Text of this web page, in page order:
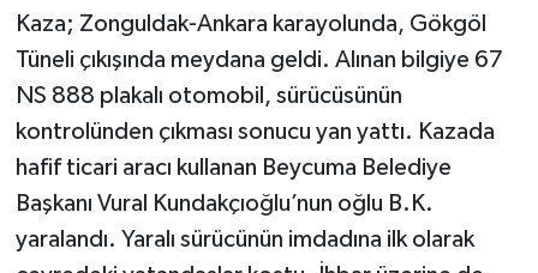
Kaza; Zonguldak-Ankara karayolunda, Gökgöl
Tüneli çıkışında meydana geldi. Alınan bilgiye 67
NS 888 plakalı otomobil, sürücüsünün
kontrolünden çıkması sonucu yan yattı. Kazada
hafif ticari aracı kullanan Beycuma Belediye
Başkanı Vural Kundakçıoğlu’nun oğlu B.K.
yaralandı. Yaralı sürücünün imdadına ilk olarak